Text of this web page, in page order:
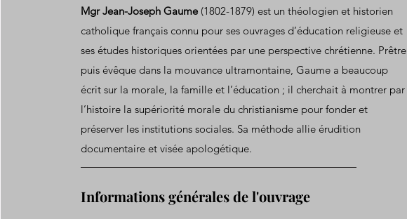
Mgr Jean-Joseph Gaume(1802-1879) est un théologien et historien
catholique français connu pour ses ouvrages d’éducation religieuse et
ses études historiques orientées par une perspective chrétienne. Prêtre
puis évêque dans la mouvance ultramontaine, Gaume a beaucoup
écrit sur la morale, la famille et l’éducation ; il cherchait à montrer par
l’histoire la supériorité morale du christianisme pour fonder et
préserver les institutions sociales. Sa méthode allie érudition
documentaire et visée apologétique.
Informations générales de l'ouvrage